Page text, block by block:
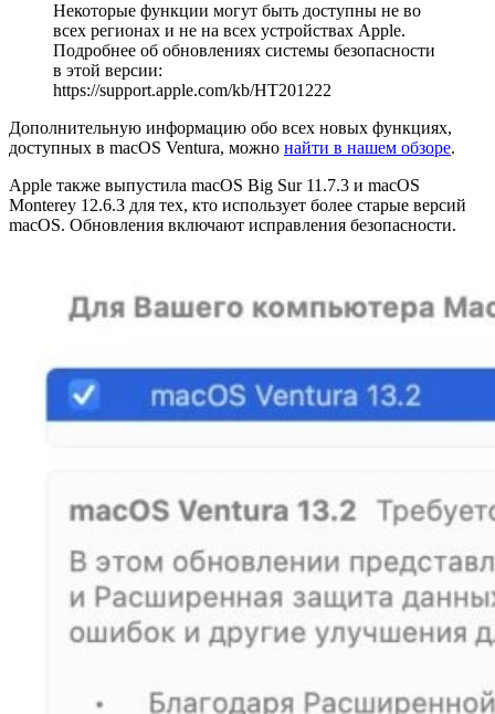
Некоторые функции могут быть доступны не во
всех регионах и не на всех устройствах Apple.
Подробнее об обновлениях системы безопасности
в этой версии:
https://support.apple.com/kb/HT201222
Дополнительную информацию обо всех новых функциях,
доступных в macOS Ventura, можно найти в нашем обзоре.
Apple также выпустила macOS Big Sur 11.7.3 и macOS
Monterey 12.6.3 для тех, кто использует более старые версий
macOS. Обновления включают исправления безопасности.